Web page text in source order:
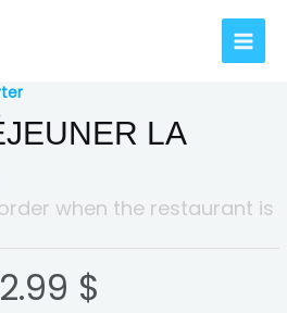
LA
when the restaurant is
$